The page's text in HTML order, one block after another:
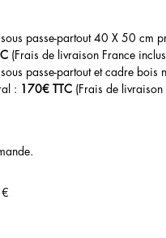
passe-partout 40 X 50 cm
(Frais de livraison France
passe-partout et cadre bois
:
170€ TTC (Frais de livraison
€